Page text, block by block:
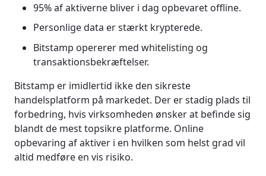
95% af aktiverne bliver i dag opbevaret offline.
Personlige data er stærkt krypterede.
Bitstamp opererer med whitelisting og
transaktionsbekræftelser.
Bitstamp er imidlertid ikke den sikreste
handelsplatform på markedet. Der er stadig plads til
forbedring, hvis virksomheden ønsker at befinde sig
blandt de mest topsikre platforme. Online
opbevaring af aktiver i en hvilken som helst grad vil
altid medføre en vis risiko.